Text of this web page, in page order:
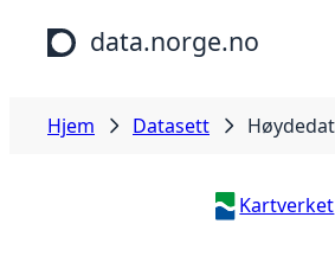
Hopp til hovedinnhold
data.norge.no
Hjem Datasett
Kartverket